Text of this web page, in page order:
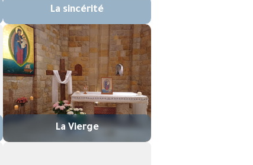
La sincérité
La Vierge